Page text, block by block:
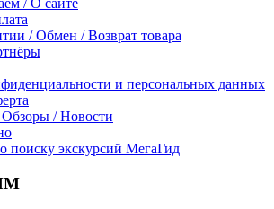
/ Обмен / Возврат товара
и персональных данных
Обзоры / Новости
поиску экскурсий МегаГид